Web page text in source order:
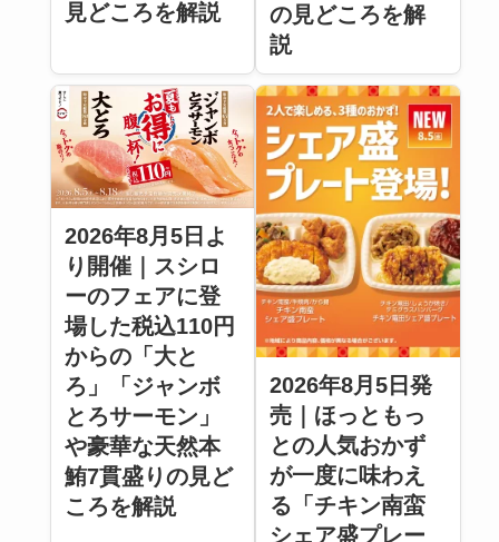
見どころを解説
の見どころを解
説
2026年8月5日よ
り開催｜スシロ
ーのフェアに登
場した税込110円
からの「大と
ろ」「ジャンボ
とろサーモン」
や豪華な天然本
鮪7貫盛りの見ど
ころを解説
2026年8月5日発
売｜ほっともっ
との人気おかず
が一度に味わえ
る「チキン南蛮
シェア盛プレー